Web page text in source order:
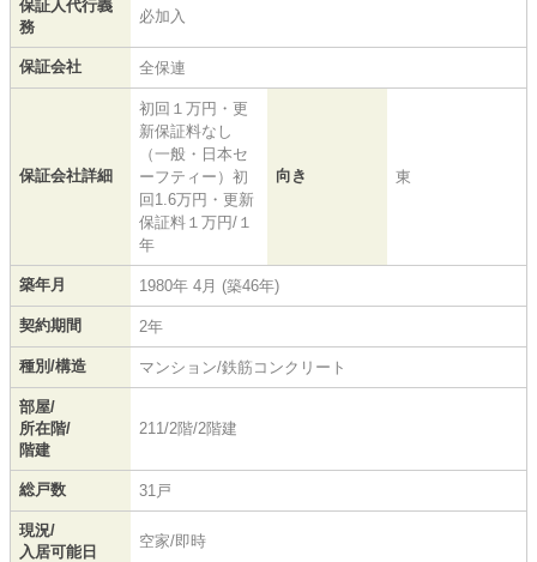
保証人代行義
務
必加入
保証会社 全保連
保証会社詳細
初回１万円・更
新保証料なし
（一般・日本セ
ーフティー）初
回1.6万円・更新
保証料１万円/１
年
向き 東
築年月 1980年 4月 (築46年)
契約期間 2年
種別/構造 マンション/鉄筋コンクリート
部屋/
所在階/
階建
211/2階/2階建
総戸数 31戸
現況/
入居可能日
空家/即時